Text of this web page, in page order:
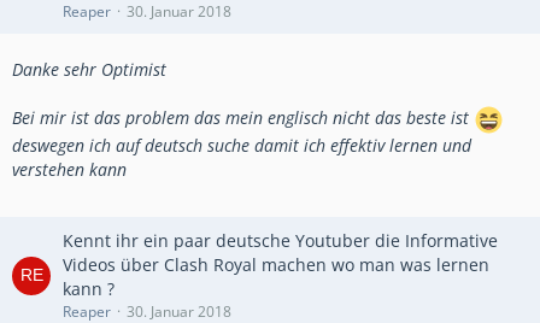
Reaper 30. Januar 2018
Danke sehr Optimist
Bei mir ist das problem das mein englisch nicht das beste ist
deswegen ich auf deutsch suche damit ich effektiv lernen und
verstehen kann
Kennt ihr ein paar deutsche Youtuber die Informative
Videos über Clash Royal machen wo man was lernen
kann ?
Reaper 30. Januar 2018